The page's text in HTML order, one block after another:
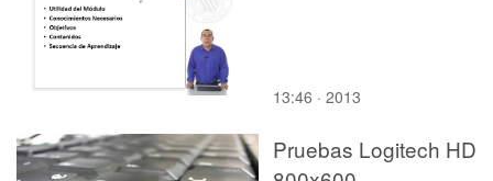
13:46 · 2013
Pruebas Logitech HD